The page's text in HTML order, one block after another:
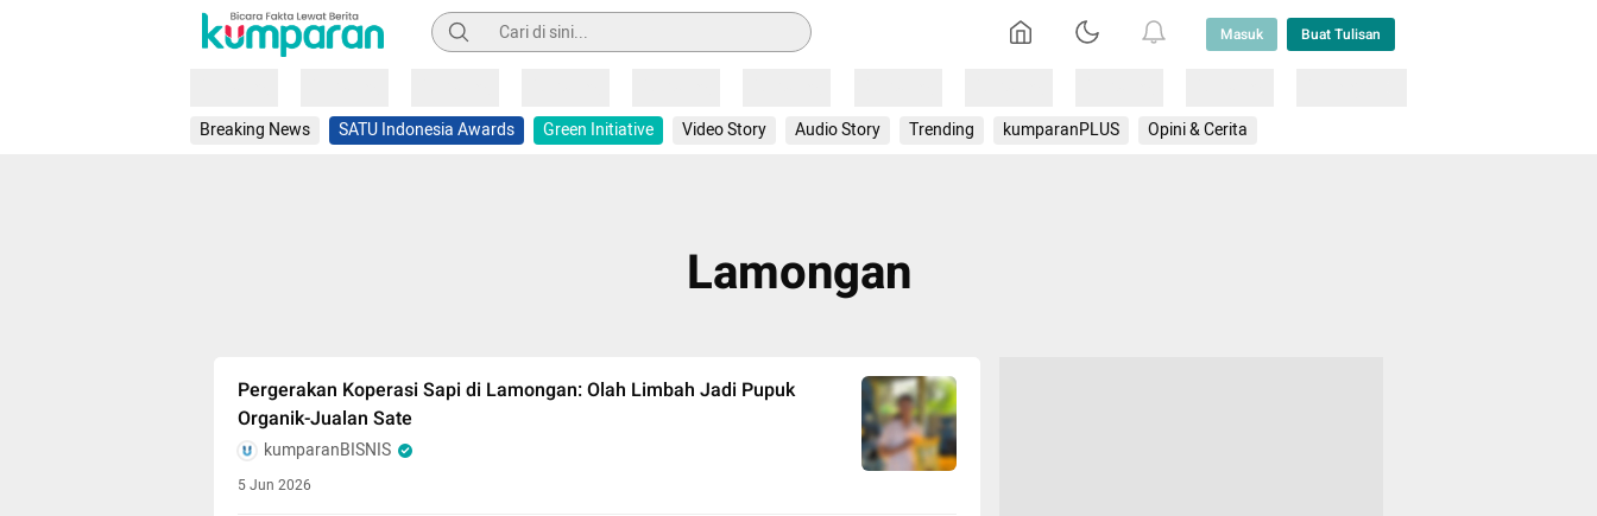
Pencarian Masuk Buat Tulisan
Breaking News SATU Indonesia Awards Green Initiative Video Story Audio Story Trending kumparanPLUS Opini & Cerita
Lamongan
Pergerakan Koperasi Sapi di Lamongan: Olah Limbah Jadi Pupuk
Organik-Jualan Sate
kumparanBISNIS
5 Jun 2026